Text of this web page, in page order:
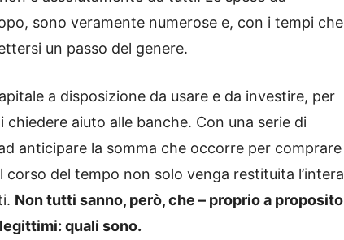
sono veramente numerose e, con i tempi che
un passo del genere.
a disposizione da usare e da investire, per
chiedere aiuto alle banche. Con una serie di
anticipare la somma che occorre per comprare
del tempo non solo venga restituita l’intera
Non tutti sanno, però, che – proprio a proposito
quali sono.